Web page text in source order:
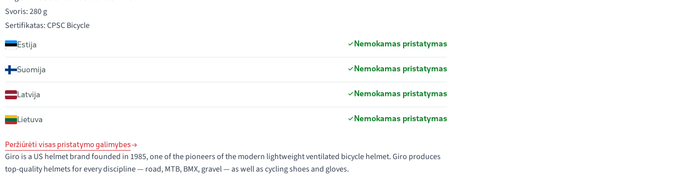
Svoris: 280 g
Sertifikatas: CPSC Bicycle
Estija Nemokamas pristatymas
Suomija Nemokamas pristatymas
Latvija Nemokamas pristatymas
Lietuva Nemokamas pristatymas
Peržiūrėti visas pristatymo galimybes
Giro is a US helmet brand founded in 1985, one of the pioneers of the modern lightweight ventilated bicycle helmet. Giro produces
top-quality helmets for every discipline — road, MTB, BMX, gravel — as well as cycling shoes and gloves.